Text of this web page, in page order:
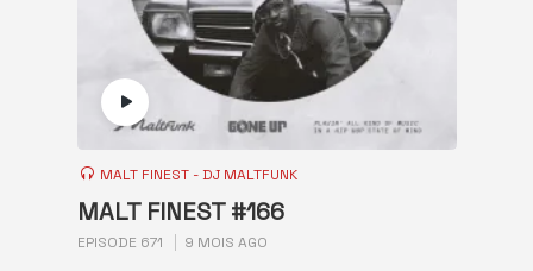
MALT FINEST - DJ MALTFUNK
MALT FINEST #166
EPISODE 671 9 MOIS AGO